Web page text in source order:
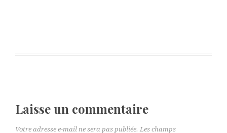
Laisse un commentaire
Votre adresse e-mail ne sera pas publiée. Les champs